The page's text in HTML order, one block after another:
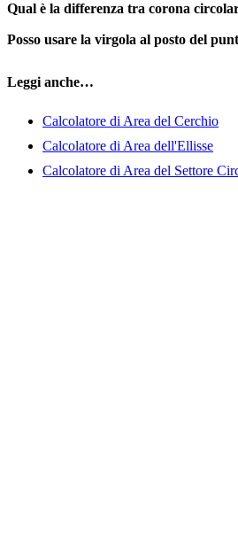
Qual è la differenza tra corona
Posso usare la virgola al posto del
Leggi anche…
Calcolatore di Area del Cerchio
Calcolatore di Area dell'Ellisse
Calcolatore di Area del Settore